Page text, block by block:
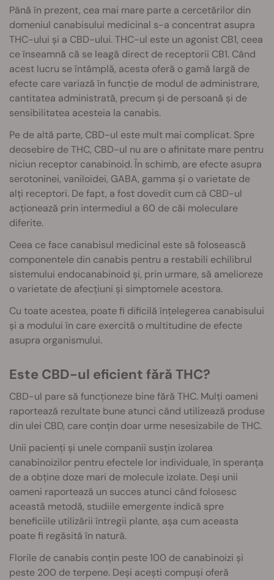
Până în prezent, cea mai mare parte a cercetărilor din
domeniul canabisului medicinal s-a concentrat asupra
THC-ului și a CBD-ului. THC-ul este un agonist CB1, ceea
ce înseamnă că se leagă direct de receptorii CB1. Când
acest lucru se întâmplă, acesta oferă o gamă largă de
efecte care variază în funcție de modul de administrare,
cantitatea administrată, precum și de persoană și de
sensibilitatea acesteia la canabis.
Pe de altă parte, CBD-ul este mult mai complicat. Spre
deosebire de THC, CBD-ul nu are o afinitate mare pentru
niciun receptor canabinoid. În schimb, are efecte asupra
serotoninei, vaniloidei, GABA, gamma și o varietate de
alți receptori. De fapt, a fost dovedit cum că CBD-ul
acționează prin intermediul a 60 de căi moleculare
diferite.
Ceea ce face canabisul medicinal este să folosească
componentele din canabis pentru a restabili echilibrul
sistemului endocanabinoid și, prin urmare, să amelioreze
o varietate de afecțiuni și simptomele acestora.
Cu toate acestea, poate fi dificilă înțelegerea canabisului
și a modului în care exercită o multitudine de efecte
asupra organismului.
Este CBD-ul eficient fără THC?
CBD-ul pare să funcționeze bine fără THC. Mulți oameni
raportează rezultate bune atunci când utilizează produse
din ulei CBD, care conțin doar urme nesesizabile de THC.
Unii pacienți și unele companii susțin izolarea
canabinoizilor pentru efectele lor individuale, în speranța
de a obține doze mari de molecule izolate. Deși unii
oameni raportează un succes atunci când folosesc
această metodă, studiile emergente indică spre
beneficiile utilizării întregii plante, așa cum aceasta
poate fi regăsită în natură.
Florile de canabis conțin peste 100 de canabinoizi și
peste 200 de terpene. Deși acești compuși oferă